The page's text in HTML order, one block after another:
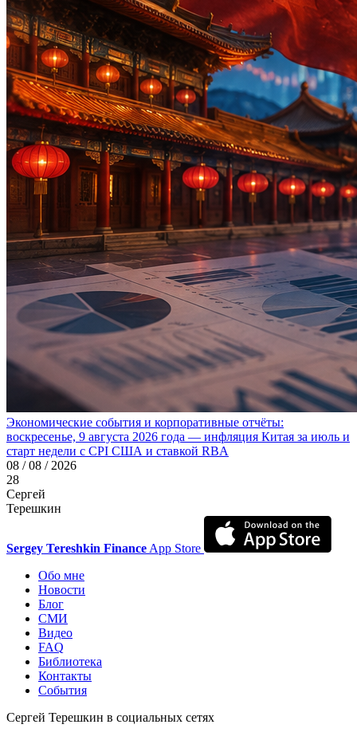
Экономические события и корпоративные отчёты:
воскресенье, 9 августа 2026 года — инфляция Китая за июль и
старт недели с CPI США и ставкой RBA
08 / 08 / 2026
28
Сергей
Терешкин
Sergey Tereshkin Finance App Store
Обо мне
Новости
Блог
СМИ
Видео
FAQ
Библиотека
Контакты
События
Сергей Терешкин в социальных сетях